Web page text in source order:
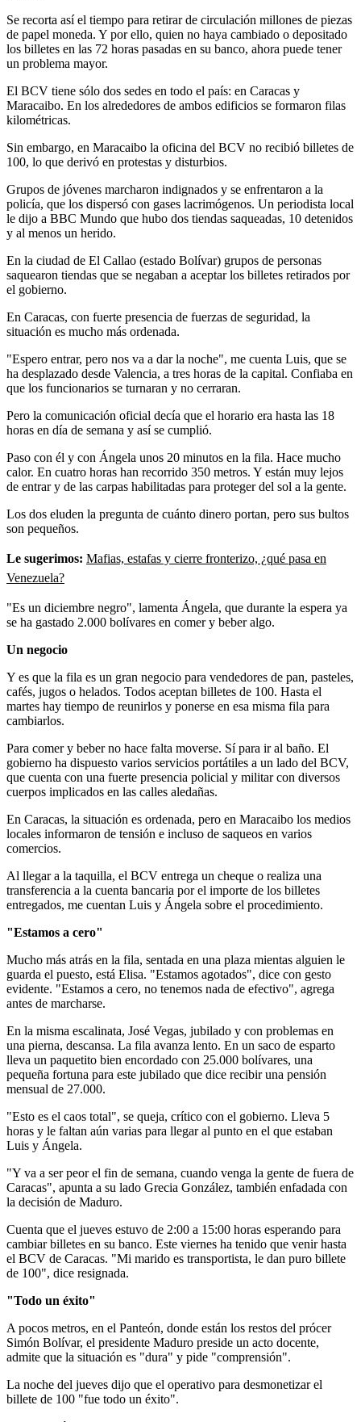
Se recorta así el tiempo para retirar de circulación millones de piezas
de papel moneda. Y por ello, quien no haya cambiado o depositado
los billetes en las 72 horas pasadas en su banco, ahora puede tener
un problema mayor.
El BCV tiene sólo dos sedes en todo el país: en Caracas y
Maracaibo. En los alrededores de ambos edificios se formaron filas
kilométricas.
Sin embargo, en Maracaibo la oficina del BCV no recibió billetes de
100, lo que derivó en protestas y disturbios.
Grupos de jóvenes marcharon indignados y se enfrentaron a la
policía, que los dispersó con gases lacrimógenos. Un periodista local
le dijo a BBC Mundo que hubo dos tiendas saqueadas, 10 detenidos
y al menos un herido.
En la ciudad de El Callao (estado Bolívar) grupos de personas
saquearon tiendas que se negaban a aceptar los billetes retirados por
el gobierno.
En Caracas, con fuerte presencia de fuerzas de seguridad, la
situación es mucho más ordenada.
"Espero entrar, pero nos va a dar la noche", me cuenta Luis, que se
ha desplazado desde Valencia, a tres horas de la capital. Confiaba en
que los funcionarios se turnaran y no cerraran.
Pero la comunicación oficial decía que el horario era hasta las 18
horas en día de semana y así se cumplió.
Paso con él y con Ángela unos 20 minutos en la fila. Hace mucho
calor. En cuatro horas han recorrido 350 metros. Y están muy lejos
de entrar y de las carpas habilitadas para proteger del sol a la gente.
Los dos eluden la pregunta de cuánto dinero portan, pero sus bultos
son pequeños.
Le sugerimos: Mafias, estafas y cierre fronterizo, ¿qué pasa en
Venezuela?
"Es un diciembre negro", lamenta Ángela, que durante la espera ya
se ha gastado 2.000 bolívares en comer y beber algo.
Un negocio
Y es que la fila es un gran negocio para vendedores de pan, pasteles,
cafés, jugos o helados. Todos aceptan billetes de 100. Hasta el
martes hay tiempo de reunirlos y ponerse en esa misma fila para
cambiarlos.
Para comer y beber no hace falta moverse. Sí para ir al baño. El
gobierno ha dispuesto varios servicios portátiles a un lado del BCV,
que cuenta con una fuerte presencia policial y militar con diversos
cuerpos implicados en las calles aledañas.
En Caracas, la situación es ordenada, pero en Maracaibo los medios
locales informaron de tensión e incluso de saqueos en varios
comercios.
Al llegar a la taquilla, el BCV entrega un cheque o realiza una
transferencia a la cuenta bancaria por el importe de los billetes
entregados, me cuentan Luis y Ángela sobre el procedimiento.
"Estamos a cero"
Mucho más atrás en la fila, sentada en una plaza mientas alguien le
guarda el puesto, está Elisa. "Estamos agotados", dice con gesto
evidente. "Estamos a cero, no tenemos nada de efectivo", agrega
antes de marcharse.
En la misma escalinata, José Vegas, jubilado y con problemas en
una pierna, descansa. La fila avanza lento. En un saco de esparto
lleva un paquetito bien encordado con 25.000 bolívares, una
pequeña fortuna para este jubilado que dice recibir una pensión
mensual de 27.000.
"Esto es el caos total", se queja, crítico con el gobierno. Lleva 5
horas y le faltan aún varias para llegar al punto en el que estaban
Luis y Ángela.
"Y va a ser peor el fin de semana, cuando venga la gente de fuera de
Caracas", apunta a su lado Grecia González, también enfadada con
la decisión de Maduro.
Cuenta que el jueves estuvo de 2:00 a 15:00 horas esperando para
cambiar billetes en su banco. Este viernes ha tenido que venir hasta
el BCV de Caracas. "Mi marido es transportista, le dan puro billete
de 100", dice resignada.
"Todo un éxito"
A pocos metros, en el Panteón, donde están los restos del prócer
Simón Bolívar, el presidente Maduro preside un acto docente,
admite que la situación es "dura" y pide "comprensión".
La noche del jueves dijo que el operativo para desmonetizar el
billete de 100 "fue todo un éxito".